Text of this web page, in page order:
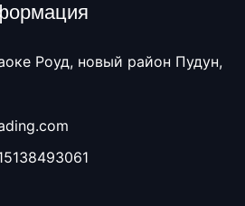
Роуд, новый район Пудун,